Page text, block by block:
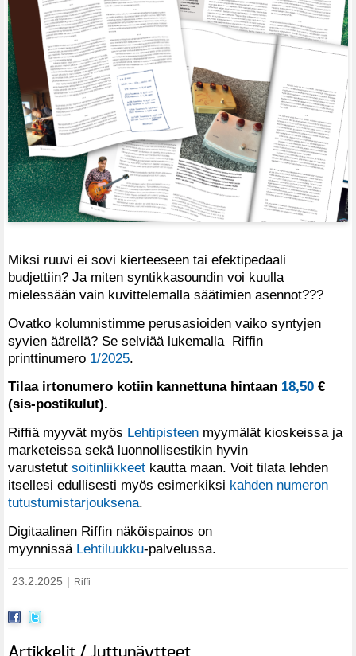
Miksi ruuvi ei sovi kierteeseen tai efektipedaali
budjettiin? Ja miten syntikkasoundin voi kuulla
mielessään vain kuvittelemalla säätimien asennot???
Ovatko kolumnistimme perusasioiden vaiko syntyjen
syvien äärellä? Se selviää lukemalla Riffin
printtinumero 1/2025.
Tilaa irtonumero kotiin kannettuna hintaan 18,50 €
(sis-postikulut).
Riffiä myyvät myös Lehtipisteen myymälät kioskeissa ja
marketeissa sekä luonnollisestikin hyvin
varustetut soitinliikkeet kautta maan. Voit tilata lehden
itsellesi edullisesti myös esimerkiksi kahden numeron
tutustumistarjouksena.
Digitaalinen Riffin näköispainos on
myynnissä Lehtiluukku-palvelussa.
23.2.2025 Riffi
Artikkelit / Juttunäytteet